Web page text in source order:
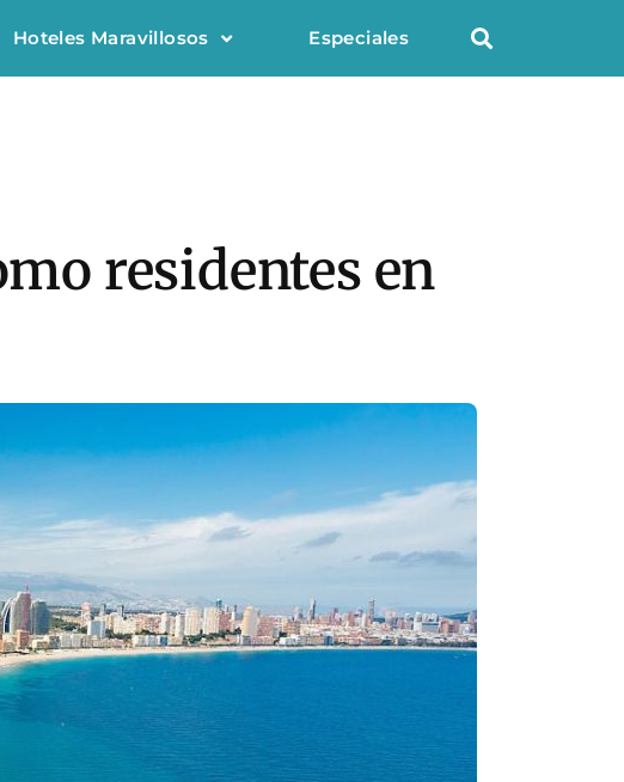
Hoteles Maravillosos Especiales
residentes en